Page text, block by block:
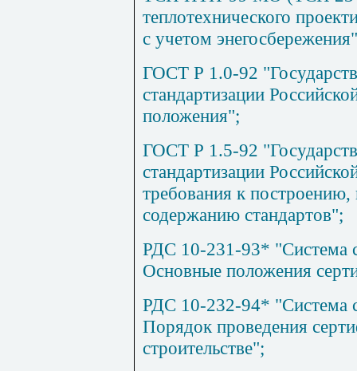
теплотехнического
с учетом
ГОСТ Р 1.0-92
стандартизации
положения";
ГОСТ Р 1.5-92
стандартизации
требования к
содержанию стандартов";
РДС 10-231-93* "Система
Основные положения
РДС 10-232-94* "Система
Порядок проведения
строительстве";